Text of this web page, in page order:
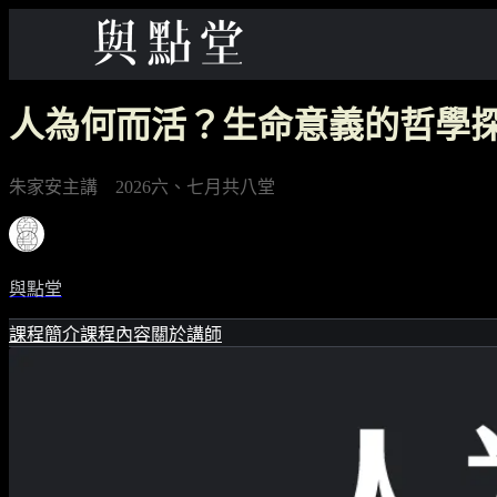
人為何而活？生命意義的哲學
朱家安主講 2026六、七月共八堂
與點堂
課程簡介課程內容關於講師